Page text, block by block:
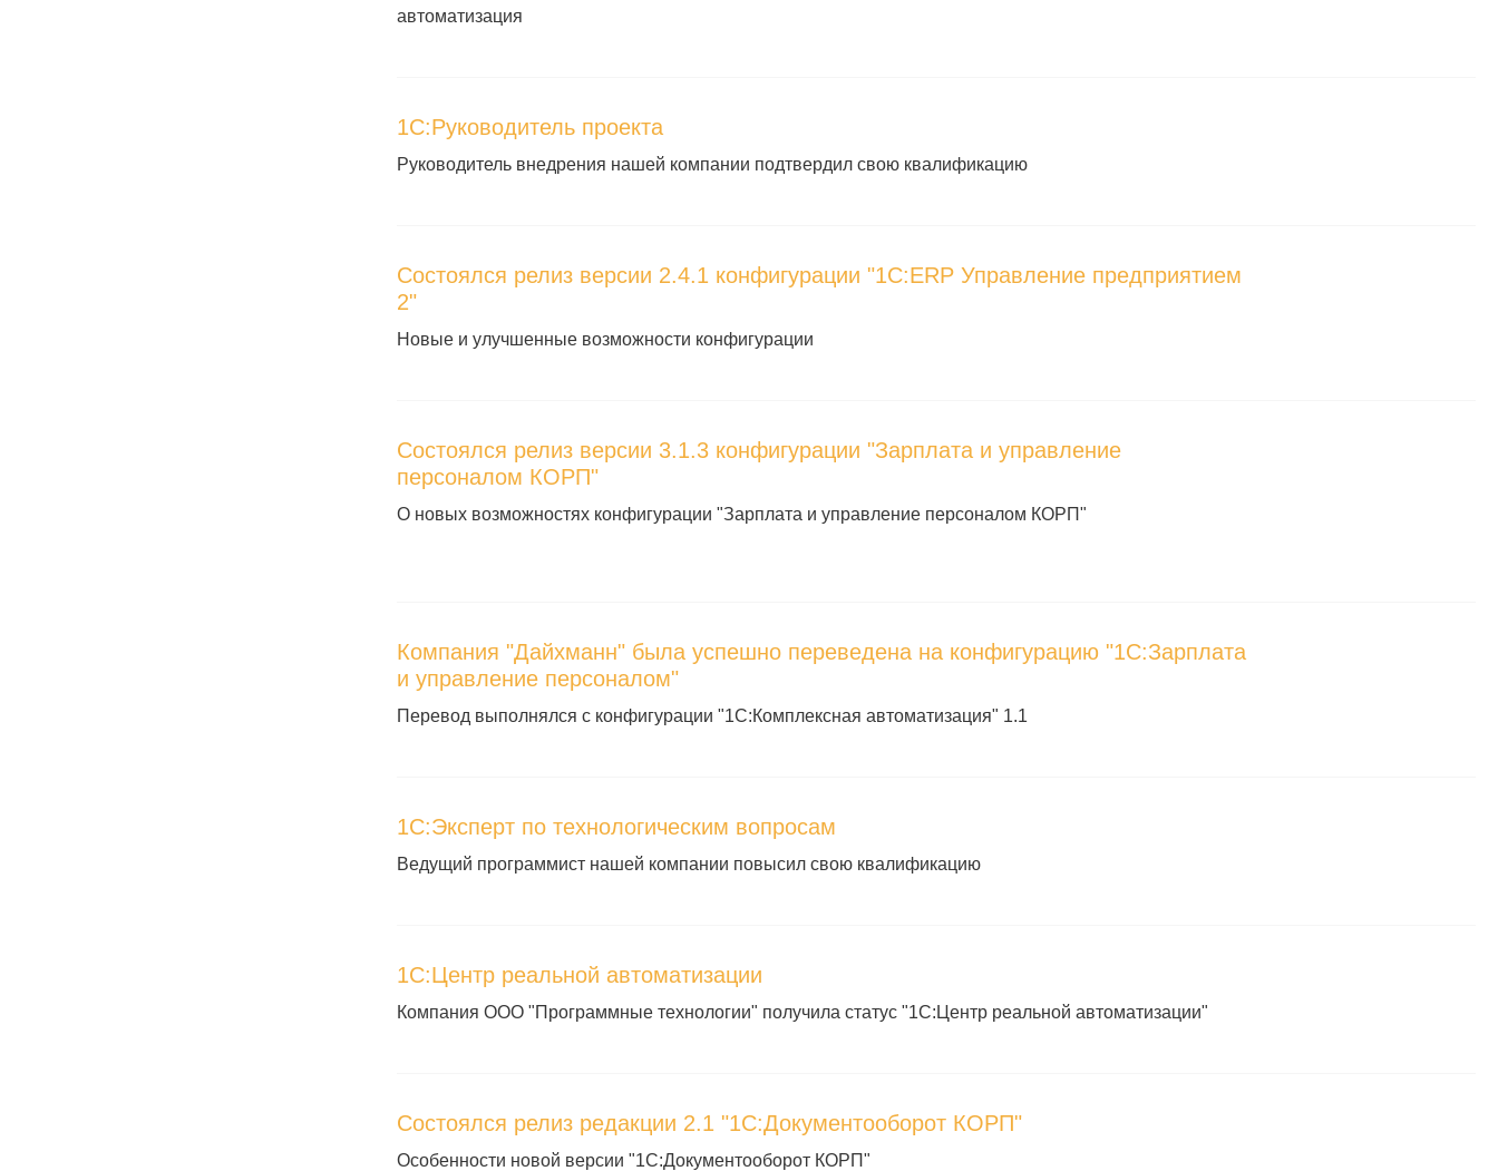
автоматизация
1С:Руководитель проекта
Руководитель внедрения нашей компании подтвердил свою квалификацию
Состоялся релиз версии 2.4.1 конфигурации "1С:ERP Управление предприятием
2"
Новые и улучшенные возможности конфигурации
Состоялся релиз версии 3.1.3 конфигурации "Зарплата и управление
персоналом КОРП"
О новых возможностях конфигурации "Зарплата и управление персоналом КОРП"
Компания "Дайхманн" была успешно переведена на конфигурацию "1С:Зарплата
и управление персоналом"
Перевод выполнялся с конфигурации "1С:Комплексная автоматизация" 1.1
1С:Эксперт по технологическим вопросам
Ведущий программист нашей компании повысил свою квалификацию
1С:Центр реальной автоматизации
Компания ООО "Программные технологии" получила статус "1С:Центр реальной автоматизации"
Состоялся релиз редакции 2.1 "1С:Документооборот КОРП"
Особенности новой версии "1С:Документооборот КОРП"